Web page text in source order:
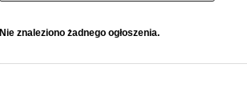
Nie znaleziono żadnego ogłoszenia.